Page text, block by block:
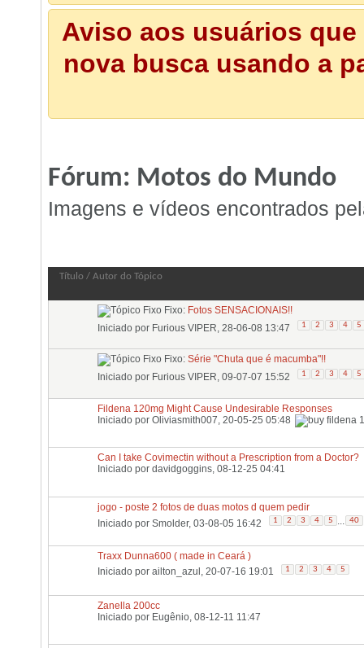
Aviso aos usuários
nova busca usando a
Fórum: Motos do Mundo
Imagens e vídeos encontrados
Título / Autor do Tópico
Fixo: Fotos SENSACIONAIS!!
Iniciado por Furious VIPER, 28-06-08 13:47 1 2 3 4 5
Fixo: Série "Chuta que é macumba"!!
Iniciado por Furious VIPER, 09-07-07 15:52 1 2 3 4 5
Fildena 120mg Might Cause Undesirable Responses
Iniciado por Oliviasmith007, 20-05-25 05:48
Can I take Covimectin without a Prescription from a Doctor?
Iniciado por davidgoggins, 08-12-25 04:41
jogo - poste 2 fotos de duas motos d quem pedir
Iniciado por Smolder, 03-08-05 16:42 1 2 3 4 5 ... 40
Traxx Dunna600 ( made in Ceará )
Iniciado por ailton_azul , 20-07-16 19:01 1 2 3 4 5
Zanella 200cc
Iniciado por Eugênio, 08-12-11 11:47